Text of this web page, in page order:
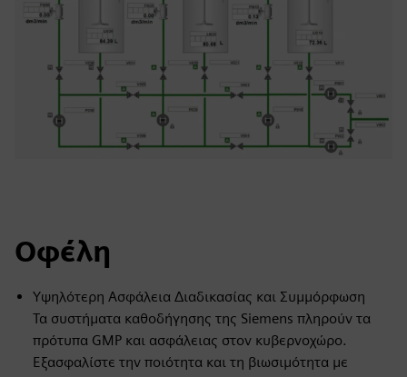
Οφέλη
Υψηλότερη Ασφάλεια Διαδικασίας και Συμμόρφωση
Τα συστήματα καθοδήγησης της Siemens πληρούν τα
πρότυπα GMP και ασφάλειας στον κυβερνοχώρο.
Εξασφαλίστε την ποιότητα και τη βιωσιμότητα με